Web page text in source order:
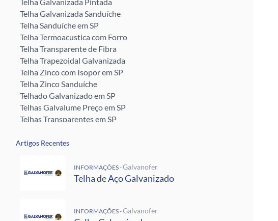
Telha Galvanizada Sanduíche
Telha Sanduíche em SP
Telha Termoacustica com Forro
Telha Transparente de Fibra
Telha Trapezoidal Galvanizada
Telha Zinco com Isopor em SP
Telha Zinco Sanduíche
Telhado Galvanizado em SP
Telhas Galvalume Preço em SP
Telhas Transparentes em SP
Rufos para Telhado
Valor da Telha de Zinco
Pingadeira para Telhado
Telha Zipada
Artigos Recentes
INFORMAÇÕES -Galvanofer
Telha de Aço Galvanizado
INFORMAÇÕES -Galvanofer